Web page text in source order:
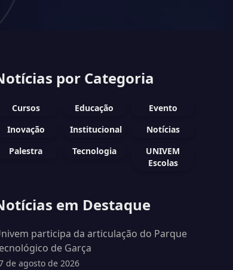
por Categoria
Cursos Educação
Evento
Inovação
Institucional
Notícias
Palestra
Tecnologia
UNIVEM
Escolas
em Destaque
participa da articulação do Parque
de Garça
de agosto de 2026